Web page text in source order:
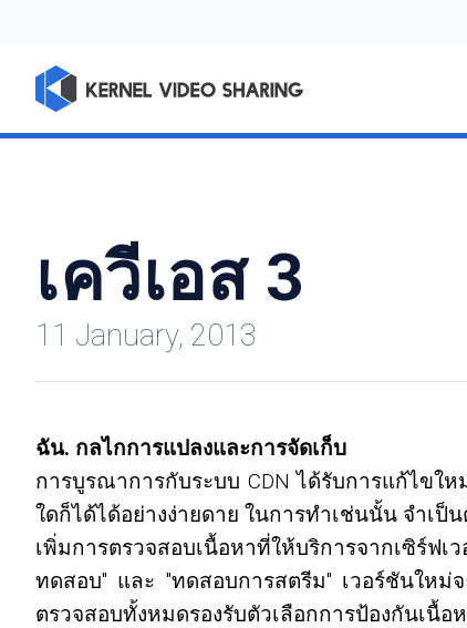
เควีเอส 3
11 January, 2013
ฉัน. กลไกการแปลงและการจัดเก็บ
การบูรณาการกับระบบ CDN ได้รับการแก้ไขใ
ใดก็ได้ได้อย่างง่ายดาย ในการทำเช่นนั้น จำเ
เพิ่มการตรวจสอบเนื้อหาที่ให้บริการจากเซิร์ฟ
ทดสอบ" และ "ทดสอบการสตรีม" เวอร์ชันใหม่
ตรวจสอบทั้งหมดรองรับตัวเลือกการป้องกันเนื้